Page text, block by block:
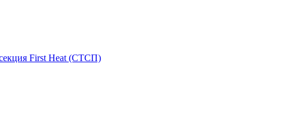
секция First Heat (СТСП)